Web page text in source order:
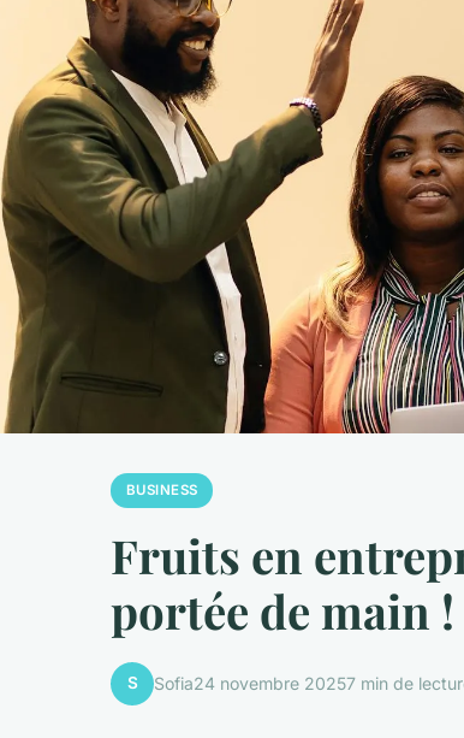
BUSINESS
Fruits en
portée de main !
S Sofia24 novembre 20257 min de